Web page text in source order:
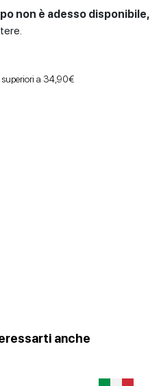
non è adesso disponibile,
a 34,90€
anche